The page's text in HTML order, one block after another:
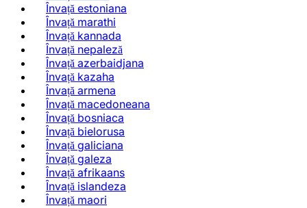
Învață estoniana
Învață marathi
Învață kannada
Învață nepaleză
Învață azerbaidjana
Învață kazaha
Învață armena
Învață macedoneana
Învață bosniaca
Învață bielorusa
Învață galiciana
Învață galeza
Învață afrikaans
Învață islandeza
Învață maori